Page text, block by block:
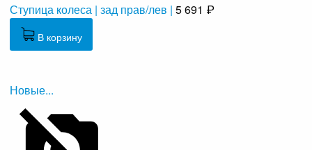
Ступица колеса | зад прав/лев | 5 691 ₽
В корзину
Новые...